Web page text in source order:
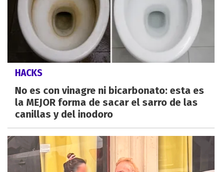
HACKS
No es con vinagre ni bicarbonato: esta es
la MEJOR forma de sacar el sarro de las
canillas y del inodoro